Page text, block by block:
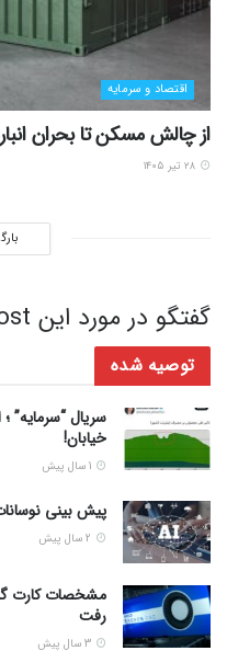
اقتصاد و سرمایه
از چالش مسکن تا بحران
گفتگو در مورد این post
توصیه شده
سریال “سرمایه”
خیابان!
پیش بینی
رفت